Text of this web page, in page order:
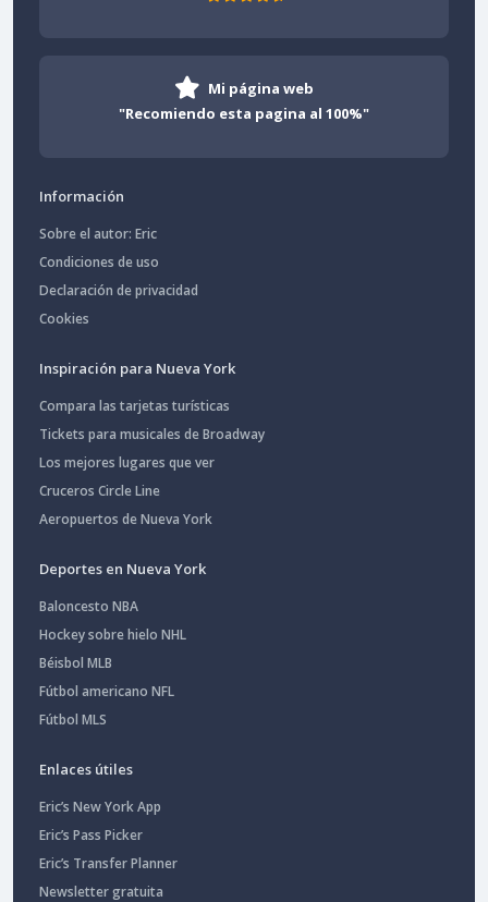
Mi página web
"Recomiendo esta pagina al 100%"
Información
Sobre el autor: Eric
Condiciones de uso
Declaración de privacidad
Cookies
Inspiración para Nueva York
Compara las tarjetas turísticas
Tickets para musicales de Broadway
Los mejores lugares que ver
Cruceros Circle Line
Aeropuertos de Nueva York
Deportes en Nueva York
Baloncesto NBA
Hockey sobre hielo NHL
Béisbol MLB
Fútbol americano NFL
Fútbol MLS
Enlaces útiles
Eric’s New York App
Eric’s Pass Picker
Eric’s Transfer Planner
Newsletter gratuita